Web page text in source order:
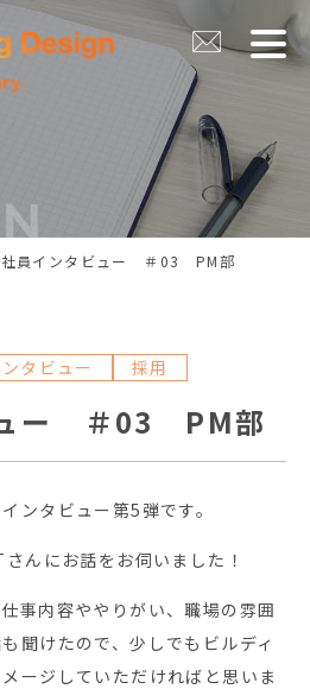
社員インタビュー ＃03 PM部
タビュー 採用
ー ＃03 PM部
ンタビュー第5弾です。
んにお話をお伺いました！
事内容ややりがい、職場の雰囲
聞けたので、少しでもビルディ
ージしていただければと思いま